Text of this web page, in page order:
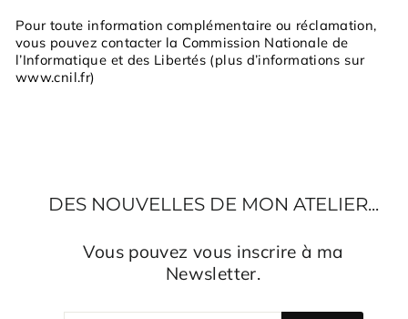
Pour toute information complémentaire ou réclamation,
vous pouvez contacter la Commission Nationale de
l’Informatique et des Libertés (plus d’informations sur
www.cnil.fr)
DES NOUVELLES DE MON ATELIER...
Vous pouvez vous inscrire à ma
Newsletter.